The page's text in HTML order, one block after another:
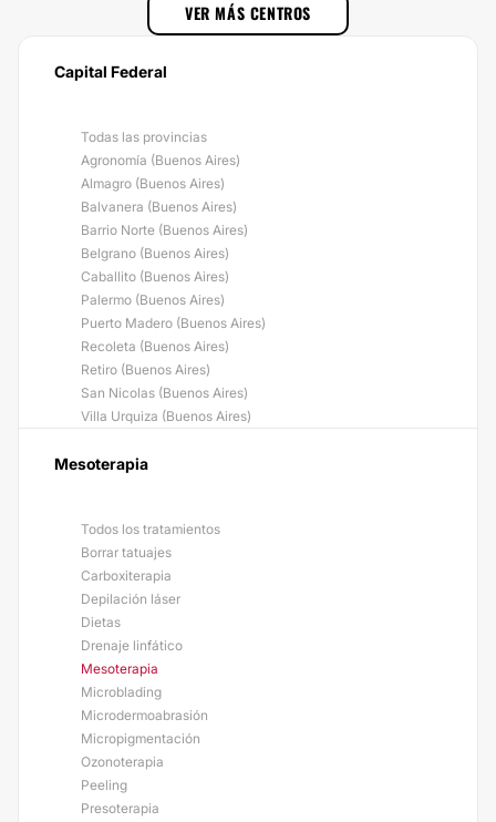
VER MÁS CENTROS
Capital Federal
Todas las provincias
Agronomía (Buenos Aires)
Almagro (Buenos Aires)
Balvanera (Buenos Aires)
Barrio Norte (Buenos Aires)
Belgrano (Buenos Aires)
Caballito (Buenos Aires)
Palermo (Buenos Aires)
Puerto Madero (Buenos Aires)
Recoleta (Buenos Aires)
Retiro (Buenos Aires)
San Nicolas (Buenos Aires)
Villa Urquiza (Buenos Aires)
Mesoterapia
Todos los tratamientos
Borrar tatuajes
Carboxiterapia
Depilación láser
Dietas
Drenaje linfático
Mesoterapia
Microblading
Microdermoabrasión
Micropigmentación
Ozonoterapia
Peeling
Presoterapia